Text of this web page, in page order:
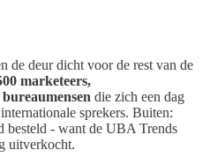
de deur dicht voor de rest van de
marketeers,
die zich een dag
sprekers. Buiten:
besteld - want de UBA Trends
uitverkocht.